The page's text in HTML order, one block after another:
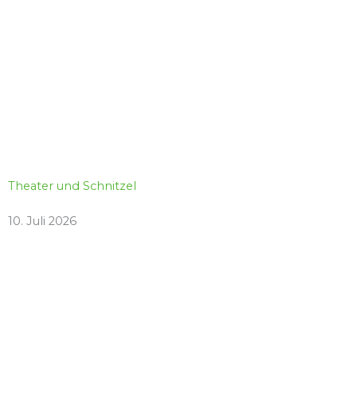
Theater und Schnitzel
10. Juli 2026